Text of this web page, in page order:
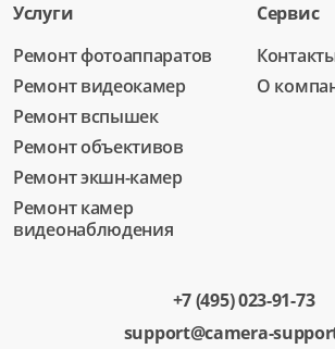
Услуги
Ремонт фотоаппаратов
Ремонт видеокамер
Ремонт вспышек
Ремонт объективов
Ремонт экшн-камер
Ремонт камер
видеонаблюдения
Сервис
О
+7 (495) 023-91-73
support@camera-